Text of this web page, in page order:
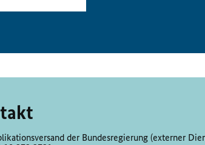
der Bundesregierung (externer